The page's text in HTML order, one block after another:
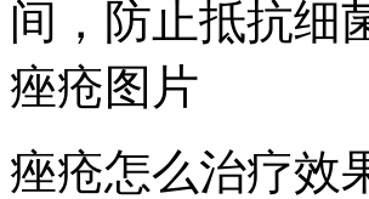
间，防止抵抗细
痤疮图片
痤疮怎么治疗效